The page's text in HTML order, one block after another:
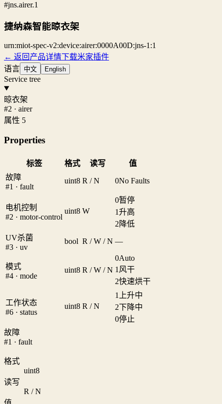
#jns.airer.1
捷纳森智能晾衣架
urn:miot-spec-v2:device:airer:0000A00D:jns-1:1
← 返回产品详情下载米家插件
语言 中文 English
Service tree
晾衣架
#2 · airer
属性 5
Properties
标签 格式 读写
值
故障
#1 · fault
uint8 R / N 0No Faults
电机控制
#2 · motor-control
uint8 W
0暂停
1升高
2 降低
UV杀菌
#3 · uv
bool R / W / N —
模式
#4 · mode
uint8 R / W / N
0Auto
1 风干
2快速烘干
工作状态
#6 · status
uint8 R / N
1
上升中
2下降中
0停止
故障
#1 · fault
格式
uint8
读写
R / N